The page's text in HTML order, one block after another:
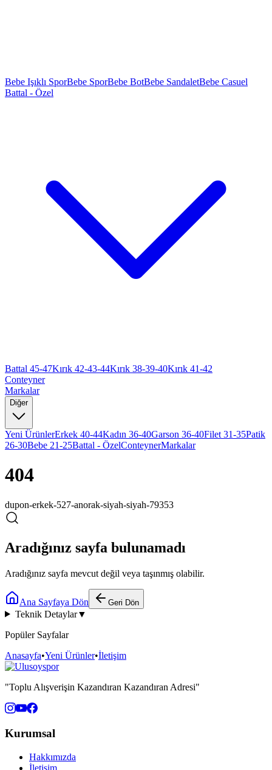
Bebe Işıklı SporBebe SporBebe BotBebe SandaletBebe Casuel
Battal - Özel
Battal 45-47Kırık 42-43-44Kırık 38-39-40Kırık 41-42
Conteyner
Markalar
Diğer
Yeni ÜrünlerErkek 40-44Kadın 36-40Garson 36-40Filet 31-35Patik
26-30Bebe 21-25Battal - ÖzelConteynerMarkalar
404
dupon-erkek-527-anorak-siyah-siyah-79353
Aradığınız sayfa bulunamadı
Aradığınız sayfa mevcut değil veya taşınmış olabilir.
Ana Sayfaya Dön Geri Dön
Teknik Detaylar▼
Popüler Sayfalar
Anasayfa•Yeni Ürünler•İletişim
"Toplu Alışverişin Kazandıran Kazandıran Adresi"
Kurumsal
Hakkımızda